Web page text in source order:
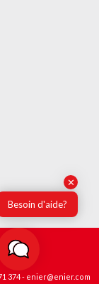
374- enier@enier.com
✕
Besoin d'aide?